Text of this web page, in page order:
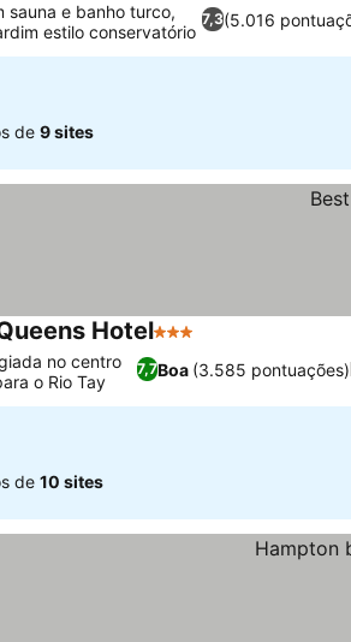
7,3(5.016
sauna e banho turco,
estilo conservatório
de 9 sites
Hotel3 Estrelas
7,7Boa (3.585 pontuações)
no centro
o Rio Tay
de 10 sites